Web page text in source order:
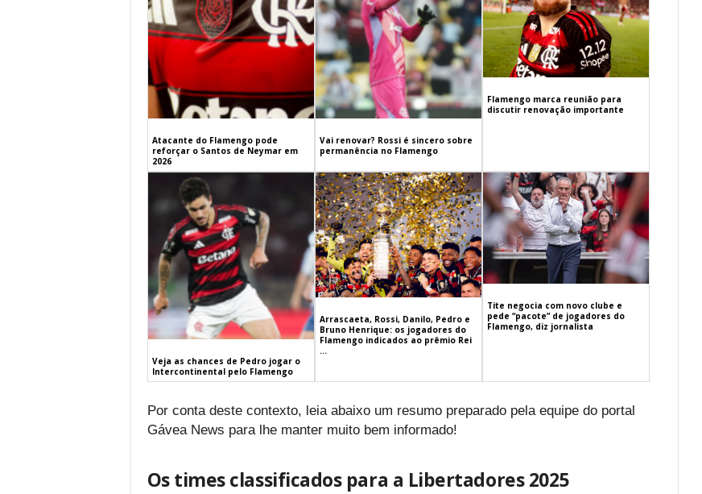
Atacante do Flamengo pode
reforçar o Santos de Neymar em
2026
Vai renovar? Rossi é sincero sobre
permanência no Flamengo
Flamengo marca reunião para
discutir renovação importante
Veja as chances de Pedro jogar o
Intercontinental pelo Flamengo
Arrascaeta, Rossi, Danilo, Pedro e
Bruno Henrique: os jogadores do
Flamengo indicados ao prêmio Rei
...
Tite negocia com novo clube e
pede “pacote” de jogadores do
Flamengo, diz jornalista
Por conta deste contexto, leia abaixo um resumo preparado pela equipe do portal
Gávea News para lhe manter muito bem informado!
Os times classificados para a Libertadores 2025